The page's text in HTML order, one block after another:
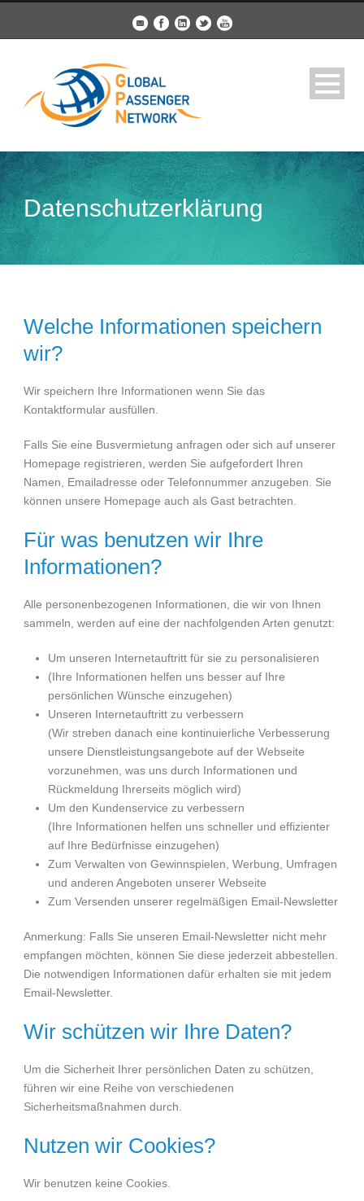
Datenschutzerklärung
Welche Informationen speichern
wir?
Wir speichern Ihre Informationen wenn Sie das
Kontaktformular ausfüllen.
Falls Sie eine Busvermietung anfragen oder sich auf unserer
Homepage registrieren, werden Sie aufgefordert Ihren
Namen, Emailadresse oder Telefonnummer anzugeben. Sie
können unsere Homepage auch als Gast betrachten.
Für was benutzen wir Ihre
Informationen?
Alle personenbezogenen Informationen, die wir von Ihnen
sammeln, werden auf eine der nachfolgenden Arten genutzt:
Um unseren Internetauftritt für sie zu personalisieren
(Ihre Informationen helfen uns besser auf Ihre
persönlichen Wünsche einzugehen)
Unseren Internetauftritt zu verbessern
(Wir streben danach eine kontinuierliche Verbesserung
unsere Dienstleistungsangebote auf der Webseite
vorzunehmen, was uns durch Informationen und
Rückmeldung Ihrerseits möglich wird)
Um den Kundenservice zu verbessern
(Ihre Informationen helfen uns schneller und effizienter
auf Ihre Bedürfnisse einzugehen)
Zum Verwalten von Gewinnspielen, Werbung, Umfragen
und anderen Angeboten unserer Webseite
Zum Versenden unserer regelmäßigen Email-Newsletter
Anmerkung: Falls Sie unseren Email-Newsletter nicht mehr
empfangen möchten, können Sie diese jederzeit abbestellen.
Die notwendigen Informationen dafür erhalten sie mit jedem
Email-Newsletter.
Wir schützen wir Ihre Daten?
Um die Sicherheit Ihrer persönlichen Daten zu schützen,
führen wir eine Reihe von verschiedenen
Sicherheitsmaßnahmen durch.
Nutzen wir Cookies?
Wir benutzen keine Cookies.